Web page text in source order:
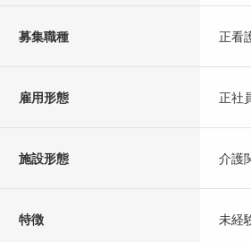
募集職種 正看
雇用形態 正社
施設形態 介護
特徴 未経